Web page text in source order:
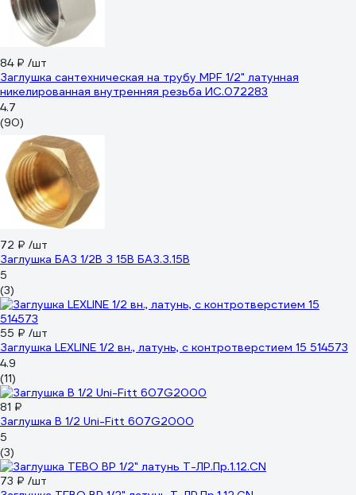
84 ₽ /шт
Заглушка сантехническая на трубу MPF 1/2" латунная
никелированная внутренняя резьба ИС.072283
4.7
(90)
72 ₽ /шт
Заглушка БАЗ 1/2В З 15В БАЗ.З.15В
5
(3)
55 ₽ /шт
Заглушка LEXLINE 1/2 вн., латунь, с контротверстием 15 514573
4.9
(11)
81 ₽
Заглушка В 1/2 Uni-Fitt 607G2000
5
(3)
73 ₽ /шт